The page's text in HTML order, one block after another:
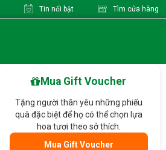
Tin nổi bật Tìm cửa hàng
Mua Gift Voucher
Tặng người thân yêu những phiếu
quà đặc biệt để họ có thể chọn lựa
hoa tươi theo sở thích.
Mua Gift Voucher